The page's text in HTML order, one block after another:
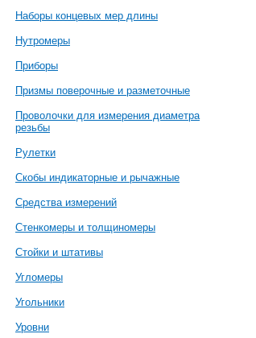
Наборы концевых мер длины
Нутромеры
Приборы
Призмы поверочные и разметочные
Проволочки для измерения диаметра
резьбы
Рулетки
Скобы индикаторные и рычажные
Средства измерений
Стенкомеры и толщиномеры
Стойки и штативы
Угломеры
Угольники
Уровни